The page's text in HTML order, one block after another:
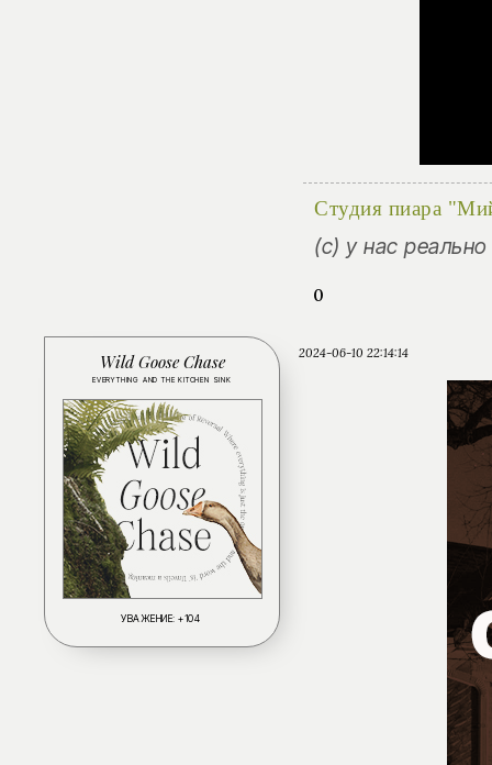
Студия пиара
(с) у нас
0
2024-06-10 22:14:14
Wild Goose Chase
EVERYTHING AND THE KITCHEN SINK
УВАЖЕНИЕ: +104